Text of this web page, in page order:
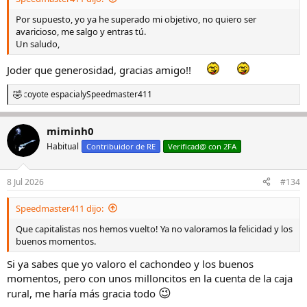
Por supuesto, yo ya he superado mi objetivo, no quiero ser
avaricioso, me salgo y entras tú.
Un saludo,
Joder que generosidad, gracias amigo!!
R
e
c
c
i
e
s
coyote espacialySpeedmaster411
miminh0
Habitual Contribuidor de RE Verificad@ con 2FA
8 Jul 2026 #134
Speedmaster411 dijo:
Que capitalistas nos hemos vuelto! Ya no valoramos la felicidad y los
buenos momentos.
Si ya sabes que yo valoro el cachondeo y los buenos
momentos, pero con unos milloncitos en la cuenta de la caja
rural, me haría más gracia todo 😉